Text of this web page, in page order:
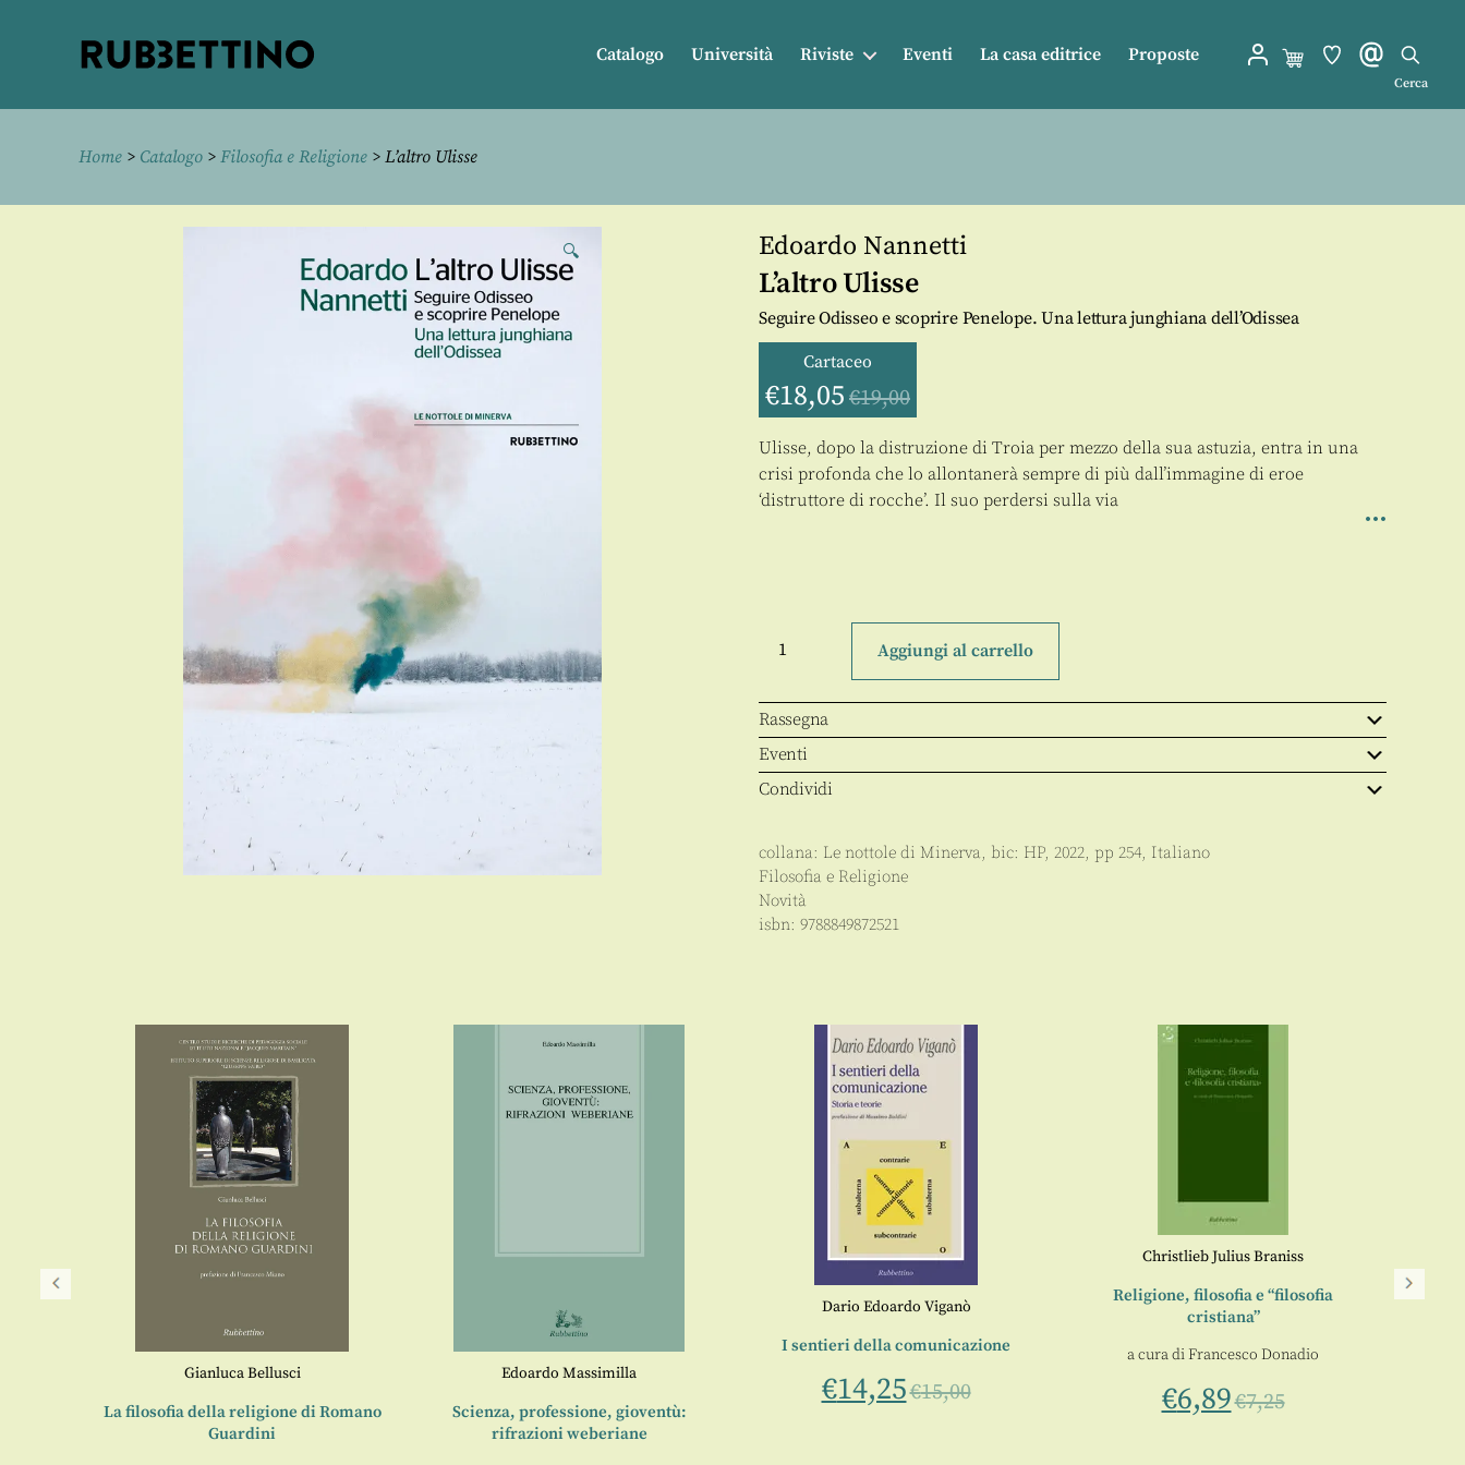
Catalogo Università Riviste Eventi La casa editrice Proposte
Cerca
Home > Catalogo > Filosofia e Religione > L’altro Ulisse
🔍 Edoardo Nannetti
L’altro Ulisse
Seguire Odisseo e scoprire Penelope. Una lettura junghiana dell’Odissea
Cartaceo
€18,05 €19,00
Ulisse, dopo la distruzione di Troia per mezzo della sua astuzia, entra in una
crisi profonda che lo allontanerà sempre di più dall’immagine di eroe
‘distruttore di rocche’. Il suo perdersi sulla via
Ulisse
Aggiungi al carrello
Rassegna
Eventi
Condividi
collana: Le nottole di Minerva, bic: HP, 2022, pp 254, Italiano
Filosofia e Religione
Novità
isbn: 9788849872521
Gianluca Bellusci
La filosofia della religione di Romano
Guardini
Edoardo Massimilla
Scienza, professione, gioventù:
rifrazioni weberiane
Dario Edoardo Viganò
I sentieri della comunicazione
€14,25€15,00
Christlieb Julius Braniss
Religione, filosofia e “filosofia
cristiana”
a cura diFrancesco Donadio
€6,89€7,25